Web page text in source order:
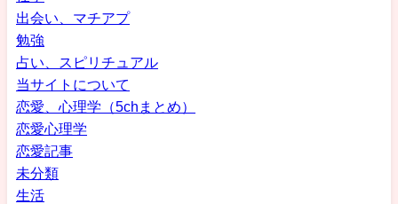
出会い、マチアプ
勉強
占い、スピリチュアル
当サイトについて
恋愛、心理学（5chまとめ）
恋愛心理学
恋愛記事
未分類
生活